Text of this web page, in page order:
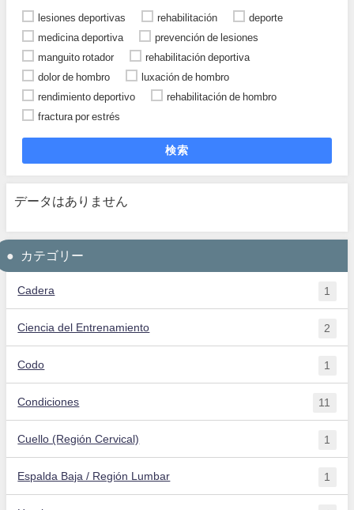
lesiones deportivas rehabilitación
deporte
medicina deportiva
prevención de lesiones
manguito rotador
rehabilitación deportiva
dolor de hombro
luxación de hombro
rendimiento deportivo
rehabilitación de hombro
fractura por estrés
検索
データはありません
カテゴリー
Cadera 1
Ciencia del Entrenamiento 2
Codo 1
Condiciones 11
Cuello (Región Cervical) 1
Espalda Baja / Región Lumbar 1